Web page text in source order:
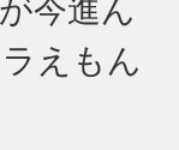
今進ん
えもん